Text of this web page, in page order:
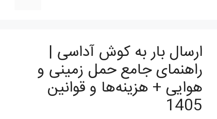
ارسال بار به کوش آداسی |
راهنمای جامع حمل زمینی و
هوایی + هزینه‌ها و قوانین
1405